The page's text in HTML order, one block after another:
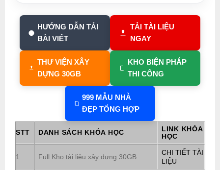
HƯỚNG DẪN TẢI
BÀI VIẾT
TẢI TÀI LIỆU
NGAY
THƯ VIỆN XÂY
DỰNG 30GB
KHO BIỆN PHÁP
THI CÔNG
999 MẪU NHÀ
ĐẸP TỔNG HỢP
STT DANH SÁCH KHÓA HỌC
LINK KHÓA
HỌC
1 Full Kho tài liệu xây dựng 30GB
CHI TIẾT TÀI
LIỆU